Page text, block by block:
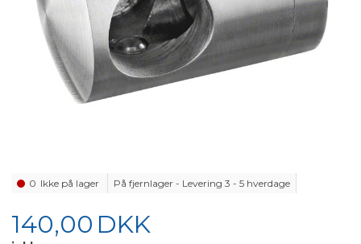
0 Ikke på lager På fjernlager - Levering 3 - 5 hverdage
140,00 DKK